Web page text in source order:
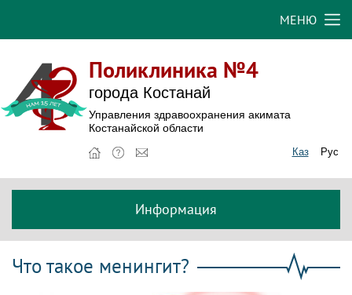
МЕНЮ
Поликлиника №4
города Костанай
Управления здравоохранения акимата
Костанайской области
Каз Рус
Информация
Что такое менингит?